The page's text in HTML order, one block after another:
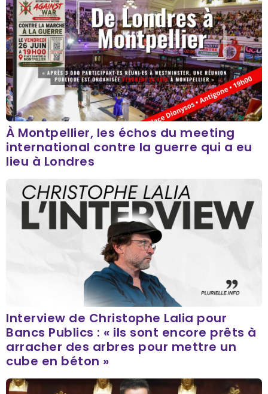
À Montpellier, les échos du meeting
international contre la guerre qui a eu
lieu à Londres
Interview de Christophe Lalia pour
Bancs Publics : « ils sont encore prêts à
arracher des arbres pour mettre un
cube en béton »